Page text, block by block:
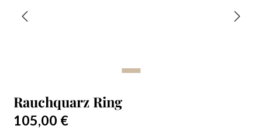
Rauchquarz Ring
Regulärer Preis:
105,00 €